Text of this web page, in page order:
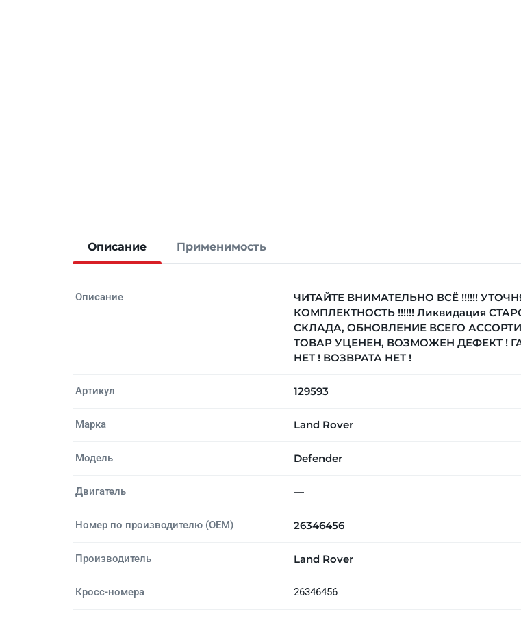
Описание Применимость
Описание
ЧИТАЙТЕ ВНИМАТЕЛЬНО ВСЁ !!!!!!
КОМПЛЕКТНОСТЬ !!!!!! Ликвидация
СКЛАДА, ОБНОВЛЕНИЕ ВСЕГО
ТОВАР УЦЕНЕН, ВОЗМОЖЕН ДЕФЕКТ !
НЕТ ! ВОЗВРАТА НЕТ !
Артикул 129593
Марка Land Rover
Модель Defender
Двигатель —
Номер по производителю (OEM) 26346456
Производитель Land Rover
Кросс-номера 26346456